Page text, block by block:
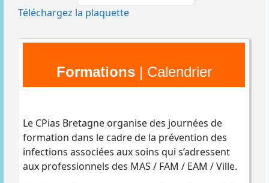
Téléchargez la plaquette
Formations| Calendrier
Le CPias Bretagne organise des journées de
formation dans le cadre de la prévention des
infections associées aux soins qui s’adressent
aux professionnels des MAS / FAM / EAM / Ville.